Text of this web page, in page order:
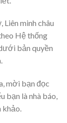
Liên minh châu
Hệ thống
bản quyền
mời bạn đọc
bạn là nhà báo,
khảo.